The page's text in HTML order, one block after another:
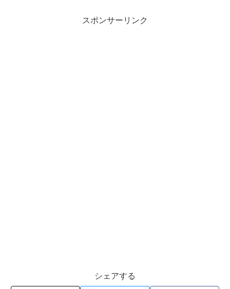
スポンサーリンク
シェアする